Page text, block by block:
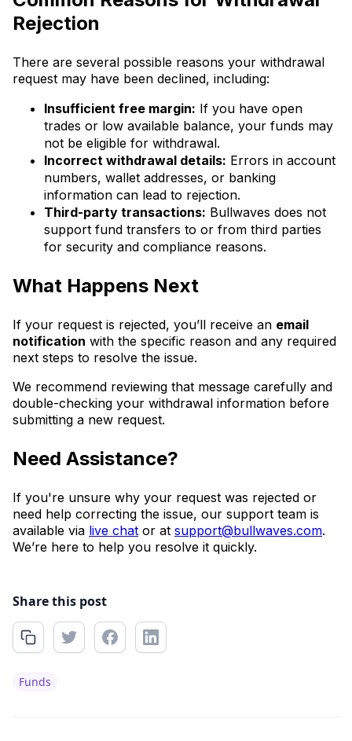
Rejection
There are several possible reasons your withdrawal
request may have been declined, including:
Insufficient free margin: If you have open
trades or low available balance, your funds may
not be eligible for withdrawal.
Incorrect withdrawal details: Errors in account
numbers, wallet addresses, or banking
information can lead to rejection.
Third-party transactions: Bullwaves does not
support fund transfers to or from third parties
for security and compliance reasons.
What Happens Next
If your request is rejected, you’ll receive an email
notification with the specific reason and any required
next steps to resolve the issue.
We recommend reviewing that message carefully and
double-checking your withdrawal information before
submitting a new request.
Need Assistance?
If you're unsure why your request was rejected or
need help correcting the issue, our support team is
available via live chat or at support@bullwaves.com.
We’re here to help you resolve it quickly.
Share this post
Funds